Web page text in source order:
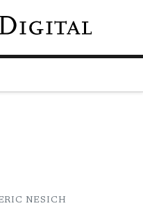
al contenido principal
NESICH